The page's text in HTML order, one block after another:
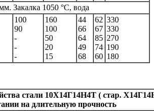
Закалка 1050 °С, вода
100
90
-
-
-
160
100
50
20
15
44
66
64
49
68
62
67
85
74
60
330
330
270
190
180
стали 10Х14Г14Н4Т ( стар.
на длительную прочность